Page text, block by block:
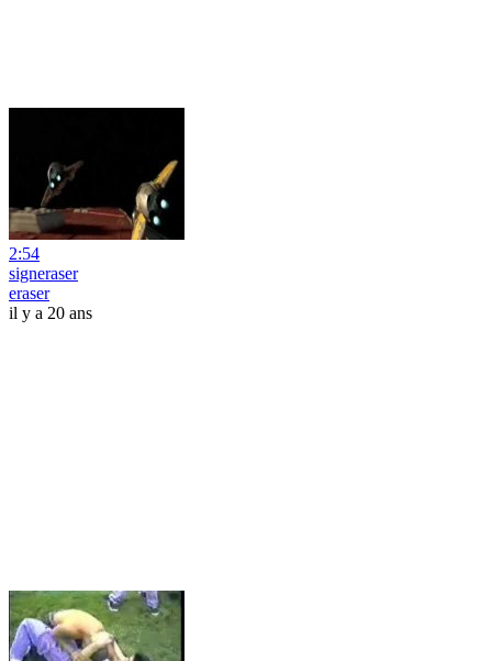
2:54
signeraser
eraser
il y a 20 ans